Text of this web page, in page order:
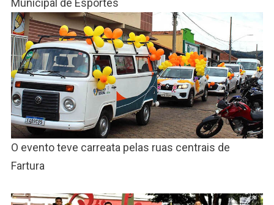
Municipal de Esportes
O evento teve carreata pelas ruas centrais de
Fartura